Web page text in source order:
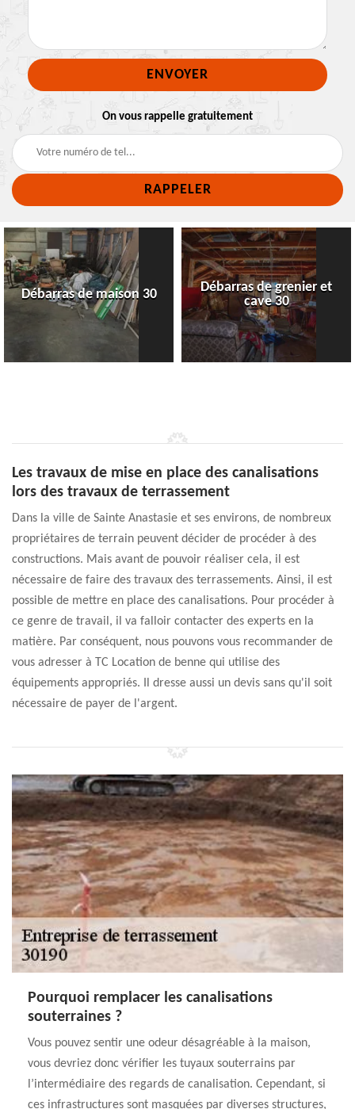
On vous rappelle gratuitement
Débarras de maison 30
Débarras de grenier et
cave 30
Les travaux de mise en place des canalisations
lors des travaux de terrassement
Dans la ville de Sainte Anastasie et ses environs, de nombreux
propriétaires de terrain peuvent décider de procéder à des
constructions. Mais avant de pouvoir réaliser cela, il est
nécessaire de faire des travaux des terrassements. Ainsi, il est
possible de mettre en place des canalisations. Pour procéder à
ce genre de travail, il va falloir contacter des experts en la
matière. Par conséquent, nous pouvons vous recommander de
vous adresser à TC Location de benne qui utilise des
équipements appropriés. Il dresse aussi un devis sans qu'il soit
nécessaire de payer de l'argent.
Pourquoi remplacer les canalisations
souterraines ?
Vous pouvez sentir une odeur désagréable à la maison,
vous devriez donc vérifier les tuyaux souterrains par
l’intermédiaire des regards de canalisation. Cependant, si
ces infrastructures sont masquées par diverses structures,